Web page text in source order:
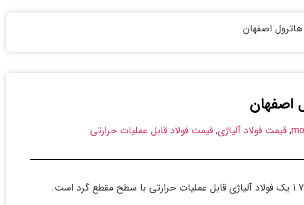
,قیمت فولاد آلیاژی,قیمت فولاد قابل عملیات حرارتی